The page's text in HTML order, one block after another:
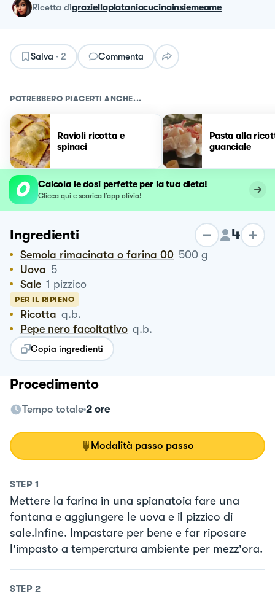
ricetta digraziellaplataniacucinainsiemeame
Salva · 2 Commenta
POTREBBERO PIACERTI ANCHE...
Ravioli ricotta e
spinaci
Pasta alla
guanciale
Calcola le dosi perfette per la tua dieta!
Clicca qui e scarica l’app olivia!
Ingredienti 4
Semola rimacinata o farina 00 500 g
Uova 5
Sale 1 pizzico
PER IL RIPIENO
Ricotta q.b.
Pepe nero facoltativo q.b.
Copia ingredienti
Procedimento
Tempo totale 2 ore
Modalità passo passo
STEP 1
Mettere la farina in una spianatoia fare una
fontana e aggiungere le uova e il pizzico di
sale.Infine. Impastare per bene e far riposare
l'impasto a temperatura ambiente per mezz'ora.
STEP 2